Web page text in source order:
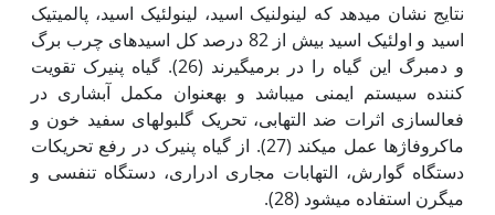
نتایج نشان می­دهد که لینولنیک اسید، لینولئیک اسید، پالمیتیک
اسید و اولئیک اسید بیش از 82 درصد کل اسیدهای چرب برگ
و دمبرگ این گیاه را در برمی­گیرند (26). گیاه پنیرک تقویت
کننده سیستم ایمنی می­باشد و به‏عنوان مکمل آبشاری در
فعال‏سازی اثرات ضد التهابی، تحریک گلبول­های سفید خون و
ماکروفاژها عمل می­کند (27). از گیاه پنیرک در رفع تحریکات
دستگاه گوارش، التهابات مجاری ادراری، دستگاه تنفسی و
میگرن استفاده می­شود (28).